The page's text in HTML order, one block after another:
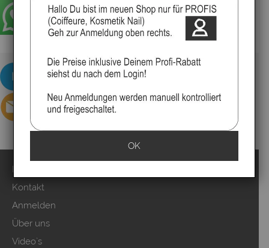
Impressum
Kontakt
Anmelden
Über uns
Video`s
OK